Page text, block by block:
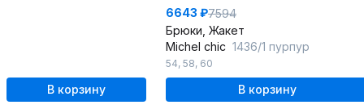
В корзину
6643 ₽7594
Брюки, Жакет
Michel chic 1436/1 пурпур
54, 58, 60
В корзину